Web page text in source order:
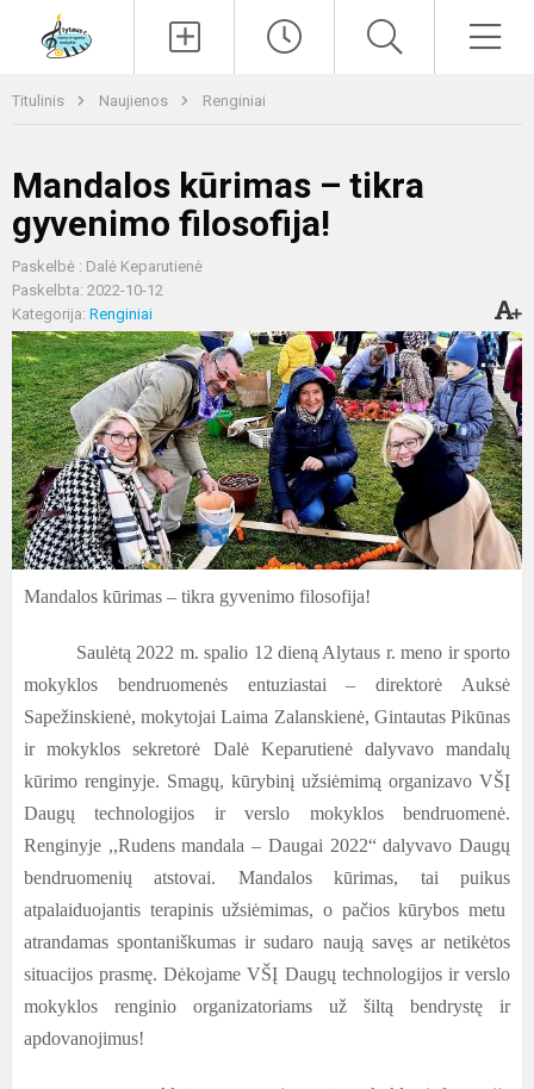
Titulinis Naujienos Renginiai
Mandalos kūrimas – tikra
gyvenimo filosofija!
Paskelbė : Dalė Keparutienė
Paskelbta: 2022-10-12
Kategorija: Renginiai
Mandalos kūrimas – tikra gyvenimo filosofija!
Saulėtą 2022 m. spalio 12 dieną Alytaus r. meno ir sporto
mokyklos bendruomenės entuziastai – direktorė Auksė
Sapežinskienė, mokytojai Laima Zalanskienė, Gintautas Pikūnas
ir mokyklos sekretorė Dalė Keparutienė dalyvavo mandalų
kūrimo renginyje. Smagų, kūrybinį užsiėmimą organizavo VŠĮ
Daugų technologijos ir verslo mokyklos bendruomenė.
Renginyje ,,Rudens mandala – Daugai 2022“ dalyvavo Daugų
bendruomenių atstovai. Mandalos kūrimas, tai puikus
atpalaiduojantis terapinis užsiėmimas, o pačios kūrybos metu
atrandamas spontaniškumas ir sudaro naują savęs ar netikėtos
situacijos prasmę. Dėkojame VŠĮ Daugų technologijos ir verslo
mokyklos renginio organizatoriams už šiltą bendrystę ir
apdovanojimus!